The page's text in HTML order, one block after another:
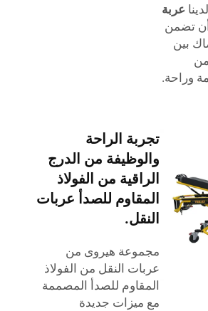
عربة
تضمن
بين
وراحة.
تجربة الراحة
والوظيفة من الدرج
الراقية من الفولاذ
المقاوم للصدأ عربات
النقل.
مجموعة هيروى من
عربات النقل من الفولاذ
المقاوم للصدأ المصممة
مع ميزات جديدة